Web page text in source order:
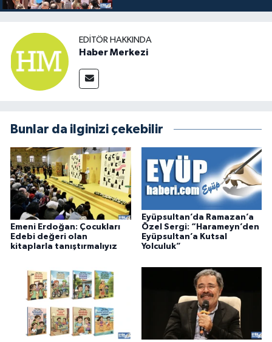
EDITÖR HAKKINDA
Haber Merkezi
Bunlar da ilginizi çekebilir
Emeni Erdoğan: Çocukları
Edebi değeri olan
kitaplarla tanıştırmalıyız
Eyüpsultan’da Ramazan’a
Özel Sergi: “Harameyn’den
Eyüpsultan’a Kutsal
Yolculuk”